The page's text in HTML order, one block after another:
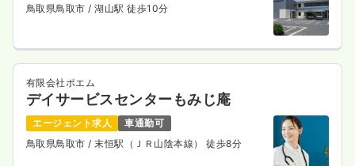
鳥取県鳥取市/ 湖山駅 徒歩10分
有限会社ポエム
デイサービスセンターもみじ庵
エージェント求人
車通勤可
鳥取県鳥取市/ 末恒駅（ＪＲ山陰本線） 徒歩8分